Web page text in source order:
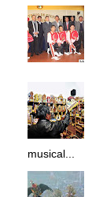
musical...